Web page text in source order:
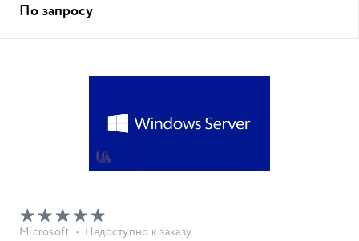
По запросу
Microsoft • Недоступно к заказу